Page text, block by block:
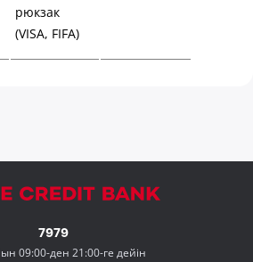
рюкзак
(VISA, FIFA)
7979
09:00-ден 21:00-ге дейін